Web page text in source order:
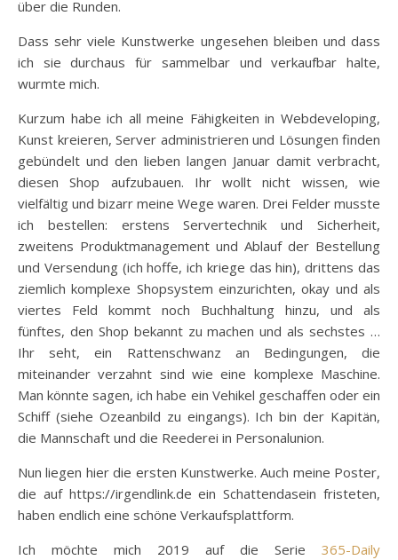
über die Runden.
Dass sehr viele Kunstwerke ungesehen bleiben und dass
ich sie durchaus für sammelbar und verkaufbar halte,
wurmte mich.
Kurzum habe ich all meine Fähigkeiten in Webdeveloping,
Kunst kreieren, Server administrieren und Lösungen finden
gebündelt und den lieben langen Januar damit verbracht,
diesen Shop aufzubauen. Ihr wollt nicht wissen, wie
vielfältig und bizarr meine Wege waren. Drei Felder musste
ich bestellen: erstens Servertechnik und Sicherheit,
zweitens Produktmanagement und Ablauf der Bestellung
und Versendung (ich hoffe, ich kriege das hin), drittens das
ziemlich komplexe Shopsystem einzurichten, okay und als
viertes Feld kommt noch Buchhaltung hinzu, und als
fünftes, den Shop bekannt zu machen und als sechstes …
Ihr seht, ein Rattenschwanz an Bedingungen, die
miteinander verzahnt sind wie eine komplexe Maschine.
Man könnte sagen, ich habe ein Vehikel geschaffen oder ein
Schiff (siehe Ozeanbild zu eingangs). Ich bin der Kapitän,
die Mannschaft und die Reederei in Personalunion.
Nun liegen hier die ersten Kunstwerke. Auch meine Poster,
die auf https://irgendlink.de ein Schattendasein fristeten,
haben endlich eine schöne Verkaufsplattform.
Ich möchte mich 2019 auf die Serie 365-Daily